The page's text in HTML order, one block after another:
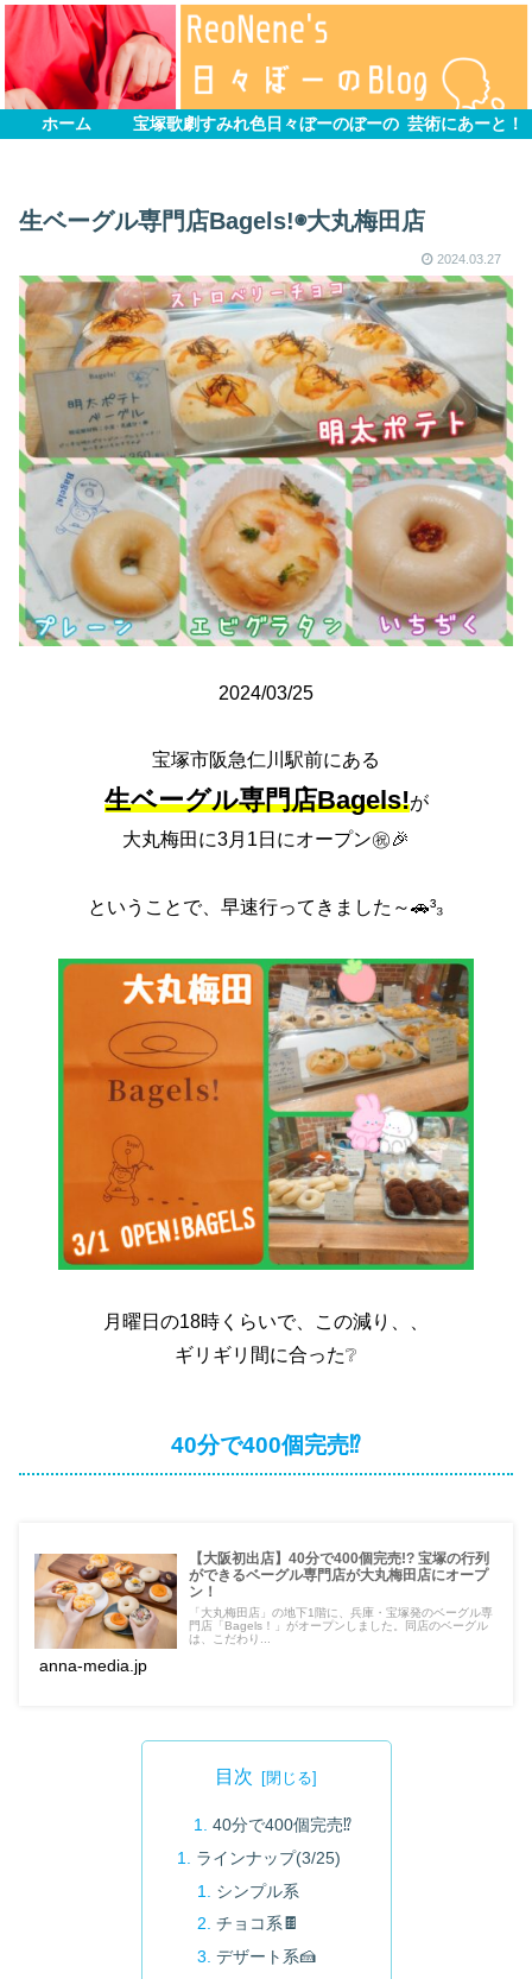
ホーム 宝塚歌劇すみれ色日々ぼーのぼーの 芸術にあーと！
生ベーグル専門店Bagels!◉大丸梅田店
2024.03.27
2024/03/25
宝塚市阪急仁川駅前にある
生ベーグル専門店Bagels!が
大丸梅田に3月1日にオープン㊗️🎉
ということで、早速行ってきました～🚗³₃
月曜日の18時くらいで、この減り、、
ギリギリ間に合った❔
40分で400個完売⁉️
【大阪初出店】40分で400個完売!? 宝塚の行列
ができるベーグル専門店が大丸梅田店にオープ
ン！
「大丸梅田店」の地下1階に、兵庫・宝塚発のベーグル専
門店「Bagels！」がオープンしました。同店のベーグル
は、こだわり...
anna-media.jp
目次
40分で400個完売⁉️
ラインナップ(3/25)
シンプル系
チョコ系🍫
デザート系🍰